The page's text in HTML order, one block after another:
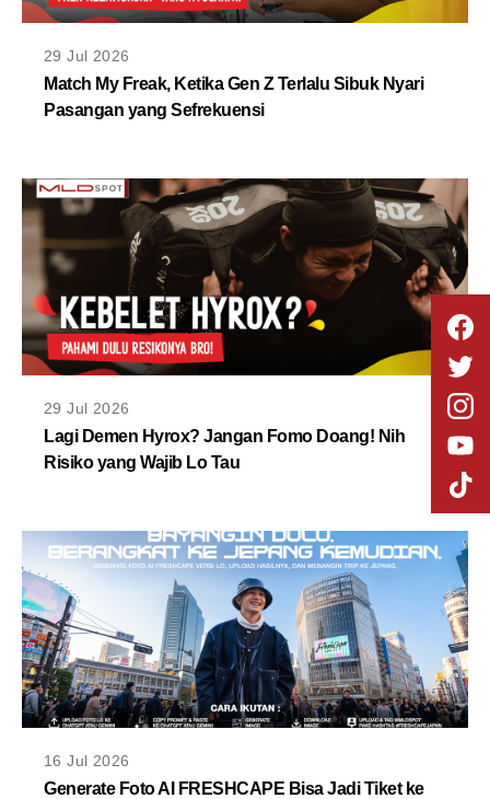
29 Jul 2026
Match My Freak, Ketika Gen Z Terlalu Sibuk Nyari
Pasangan yang Sefrekuensi
29 Jul 2026
Lagi Demen Hyrox? Jangan Fomo Doang! Nih
Risiko yang Wajib Lo Tau
16 Jul 2026
Generate Foto AI FRESHCAPE Bisa Jadi Tiket ke